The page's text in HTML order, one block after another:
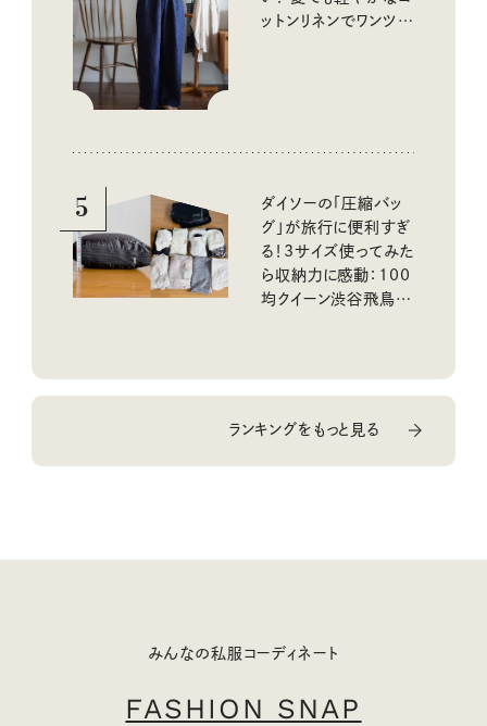
ットンリネンでワンツー
5
ダイソーの「圧縮バッ
グ」が旅行に便利すぎ
る！3サイズ使ってみた
ら収納力に感動：100
均クイーン渋谷飛鳥の
ランキングをもっと見る
みんなの私服コーディネート
FASHION SNAP